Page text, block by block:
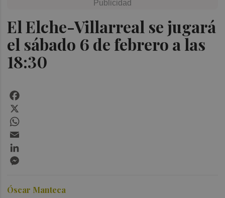
El Elche-Villarreal se jugará
el sábado 6 de febrero a las
18:30
Óscar Manteca